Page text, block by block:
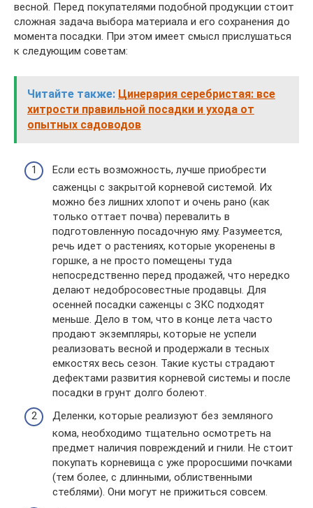
весной. Перед покупателями подобной продукции стоит
сложная задача выбора материала и его сохранения до
момента посадки. При этом имеет смысл прислушаться
к следующим советам:
Читайте также: Цинерария серебристая: все
хитрости правильной посадки и ухода от
опытных садоводов
Если есть возможность, лучше приобрести
саженцы с закрытой корневой системой. Их
можно без лишних хлопот и очень рано (как
только оттает почва) перевалить в
подготовленную посадочную яму. Разумеется,
речь идет о растениях, которые укоренены в
горшке, а не просто помещены туда
непосредственно перед продажей, что нередко
делают недобросовестные продавцы. Для
осенней посадки саженцы с ЗКС подходят
меньше. Дело в том, что в конце лета часто
продают экземпляры, которые не успели
реализовать весной и продержали в тесных
емкостях весь сезон. Такие кусты страдают
дефектами развития корневой системы и после
посадки в грунт долго болеют.
Деленки, которые реализуют без земляного
кома, необходимо тщательно осмотреть на
предмет наличия повреждений и гнили. Не стоит
покупать корневища с уже проросшими почками
(тем более, с длинными, облиственными
стеблями). Они могут не прижиться совсем.